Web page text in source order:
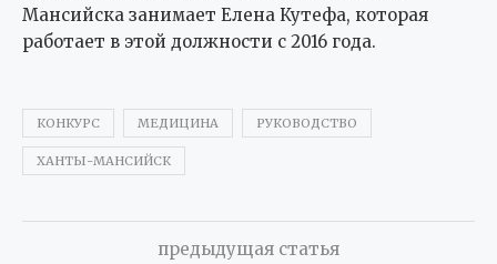
Мансийска занимает Елена Кутефа, которая
работает в этой должности с 2016 года.
КОНКУРС МЕДИЦИНА РУКОВОДСТВО
ХАНТЫ-МАНСИЙСК
предыдущая статья